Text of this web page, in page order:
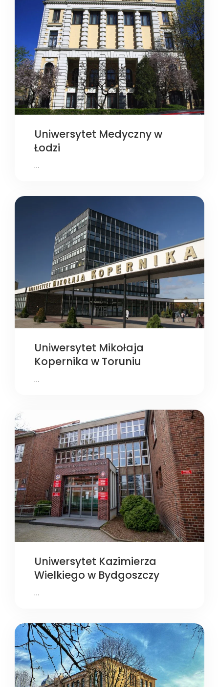
Uniwersytet Medyczny w
Łodzi
…
Uniwersytet Mikołaja
Kopernika w Toruniu
…
Uniwersytet Kazimierza
Wielkiego w Bydgoszczy
…